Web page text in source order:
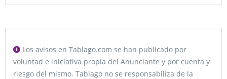
Los avisos en Tablago.com se han publicado por
voluntad e iniciativa propia del Anunciante y por cuenta y
riesgo del mismo. Tablago no se responsabiliza de la